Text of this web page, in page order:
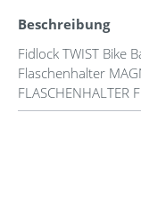
Beschreibung
Fidlock TWIST Bike
Flaschenhalter
FLASCHENHALTER